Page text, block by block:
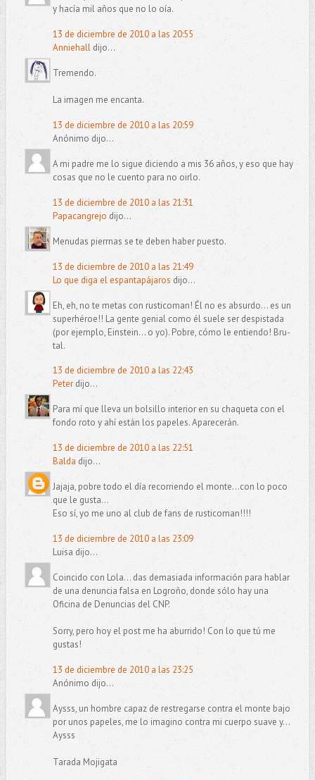
y hacía mil años que no lo oía.
13 de diciembre de 2010 a las 20:55
Anniehalldijo...
Tremendo.
La imagen me encanta.
13 de diciembre de 2010 a las 20:59
Anónimo dijo...
A mi padre me lo sigue diciendo a mis 36 años, y eso que hay
cosas que no le cuento para no oirlo.
13 de diciembre de 2010 a las 21:31
Papacangrejo dijo...
Menudas pierrnas se te deben haber puesto.
13 de diciembre de 2010 a las 21:49
Lo que diga el espantapájaros dijo...
Eh, eh, no te metas con rusticoman! Él no es absurdo... es un
superhéroe!! La gente genial como él suele ser despistada
(por ejemplo, Einstein... o yo). Pobre, cómo le entiendo! Bru-
tal.
13 de diciembre de 2010 a las 22:43
Peterdijo...
Para mí que lleva un bolsillo interior en su chaqueta con el
fondo roto y ahí están los papeles. Aparecerán.
13 de diciembre de 2010 a las 22:51
Balda dijo...
Jajaja, pobre todo el día recorriendo el monte...con lo poco
que le gusta...
Eso sí, yo me uno al club de fans de rusticoman!!!!
13 de diciembre de 2010 a las 23:09
Luisa dijo...
Coincido con Lola... das demasiada información para hablar
de una denuncia falsa en Logroño, donde sólo hay una
Oficina de Denuncias del CNP.
Sorry, pero hoy el post me ha aburrido! Con lo que tú me
gustas!
13 de diciembre de 2010 a las 23:25
Anónimo dijo...
Aysss, un hombre capaz de restregarse contra el monte bajo
por unos papeles, me lo imagino contra mi cuerpo suave y...
Aysss
Tarada Mojigata